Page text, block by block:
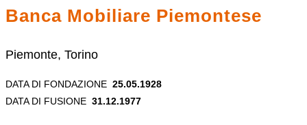
Banca Mobiliare Piemontese
Piemonte, Torino
DATA DI FONDAZIONE 25.05.1928
DATA DI FUSIONE 31.12.1977